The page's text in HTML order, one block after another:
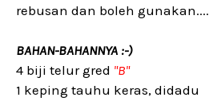
rebusan dan boleh gunakan....
BAHAN-BAHANNYA :-)
4 biji telur gred "B"
1 keping tauhu keras, didadu